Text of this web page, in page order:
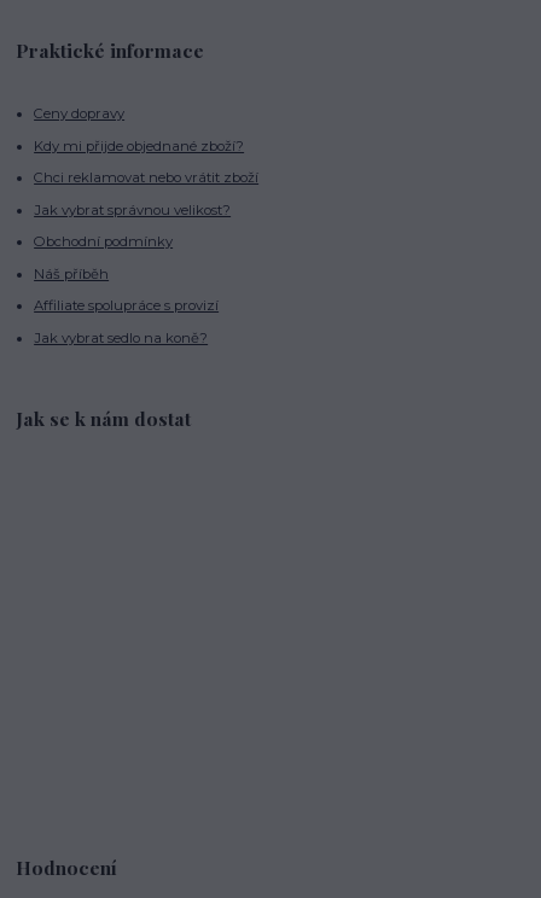
Praktické informace
Ceny dopravy
Kdy mi přijde objednané zboží?
Chci reklamovat nebo vrátit zboží
Jak vybrat správnou velikost?
Obchodní podmínky
Náš příběh
Affiliate spolupráce s provizí
Jak vybrat sedlo na koně?
Jak se k nám dostat
Hodnocení